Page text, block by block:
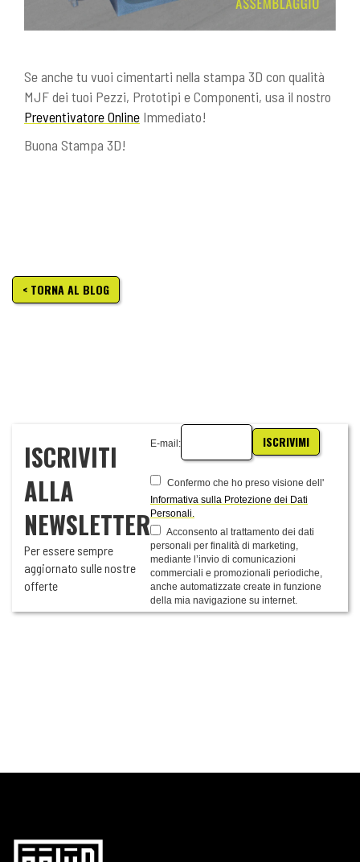
Se anche tu vuoi cimentarti nella stampa 3D con qualità
MJF dei tuoi Pezzi, Prototipi e Componenti, usa il nostro
Preventivatore Online Immediato!
Buona Stampa 3D!
< TORNA AL BLOG
ISCRIVITI
ALLA
NEWSLETTER
Per essere sempre
aggiornato sulle nostre
offerte
E-mail: ISCRIVIMI
Confermo che ho preso visione dell'
Informativa sulla Protezione dei Dati
Personali.
Acconsento al trattamento dei dati
personali per finalità di marketing,
mediante l’invio di comunicazioni
commerciali e promozionali periodiche,
anche automatizzate create in funzione
della mia navigazione su internet.